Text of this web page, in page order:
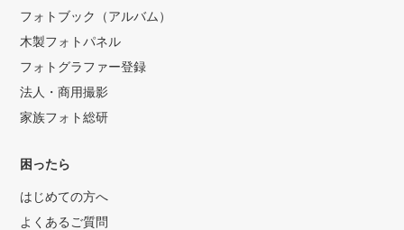
フォトブック（アルバム）
木製フォトパネル
フォトグラファー登録
法人・商用撮影
家族フォト総研
困ったら
はじめての方へ
よくあるご質問